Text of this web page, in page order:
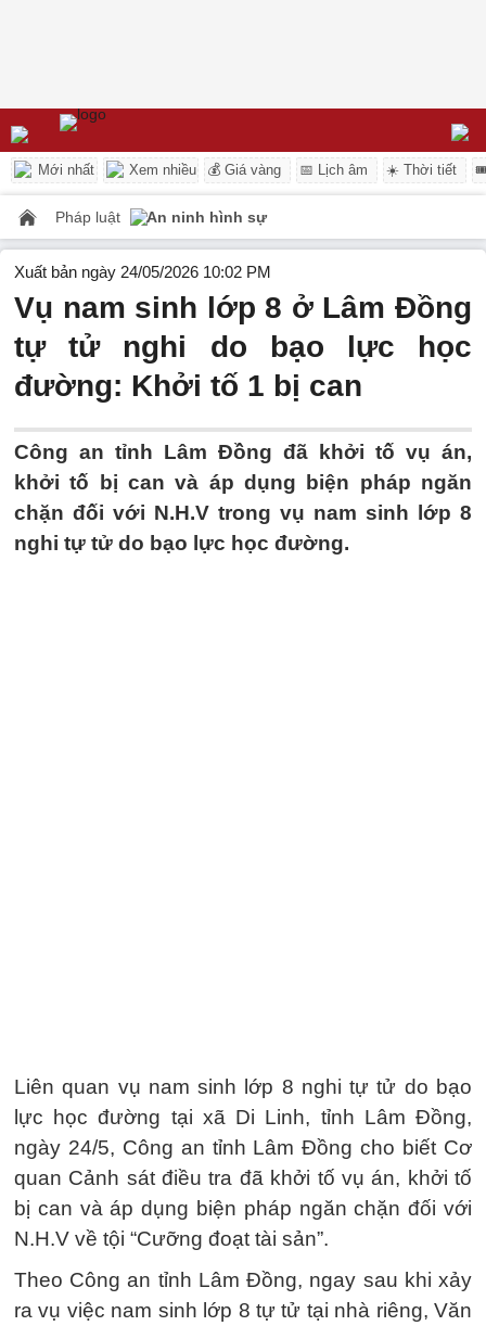
Mới nhất Xem nhiều 💰 Giá vàng 📅 Lịch âm ☀️ Thời tiết
Pháp luật An ninh hình sự
Xuất bản ngày 24/05/2026 10:02 PM
Vụ nam sinh lớp 8 ở Lâm Đồng
tự tử nghi do bạo lực học
đường: Khởi tố 1 bị can
Công an tỉnh Lâm Đồng đã khởi tố vụ án,
khởi tố bị can và áp dụng biện pháp ngăn
chặn đối với N.H.V trong vụ nam sinh lớp 8
nghi tự tử do bạo lực học đường.
Liên quan vụ nam sinh lớp 8 nghi tự tử do bạo
lực học đường tại xã Di Linh, tỉnh Lâm Đồng,
ngày 24/5, Công an tỉnh Lâm Đồng cho biết Cơ
quan Cảnh sát điều tra đã khởi tố vụ án, khởi tố
bị can và áp dụng biện pháp ngăn chặn đối với
N.H.V về tội “Cưỡng đoạt tài sản”.
Theo Công an tỉnh Lâm Đồng, ngay sau khi xảy
ra vụ việc nam sinh lớp 8 tự tử tại nhà riêng, Văn